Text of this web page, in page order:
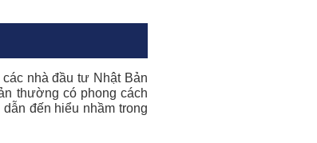
nhà đầu tư Nhật Bản
thường có phong cách
đến hiểu nhầm trong